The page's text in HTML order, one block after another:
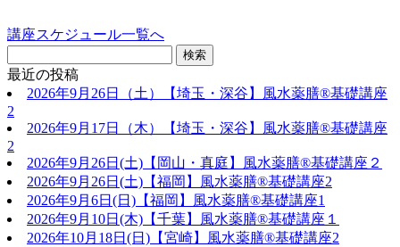
講座スケジュール一覧へ
最近の投稿
2026年9月26日（土）【埼玉・深谷】風水薬膳®基礎講座
2
2026年9月17日（木）【埼玉・深谷】風水薬膳®基礎講座
2
2026年9月26日(土)【岡山・真庭】風水薬膳®基礎講座２
2026年9月26日(土)【福岡】風水薬膳®︎基礎講座2
2026年9月6日(日)【福岡】風水薬膳®︎基礎講座1
2026年9月10日(木)【千葉】風水薬膳®︎基礎講座１
2026年10月18日(日)【宮崎】風水薬膳®︎基礎講座2